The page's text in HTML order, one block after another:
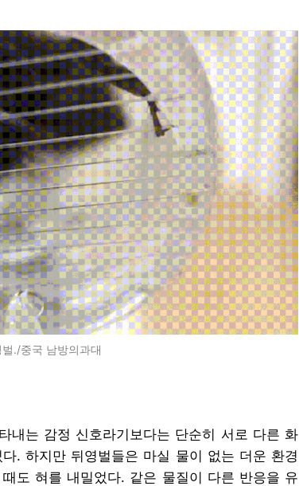
./중국 남방의과대
내는 감정 신호라기보다는 단순히 서로 다른 화
. 하지만 뒤영벌들은 마실 물이 없는 더운 환경
도 혀를 내밀었다. 같은 물질이 다른 반응을 유